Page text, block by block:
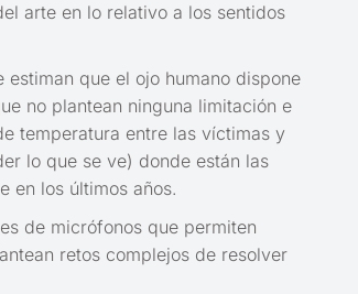
arte en lo relativo a los sentidos
que el ojo humano dispone
no plantean ninguna limitación e
temperatura entre las víctimas y
lo que se ve) donde están las
en los últimos años.
de micrófonos que permiten
retos complejos de resolver